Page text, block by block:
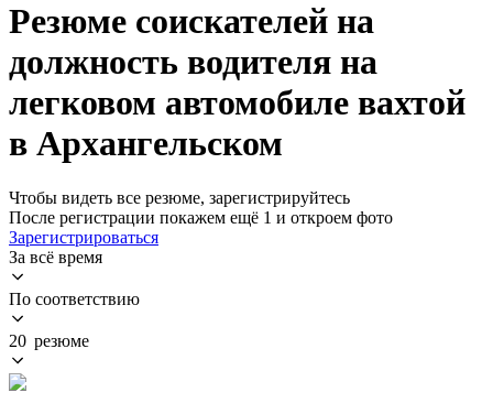
Резюме соискателей на
должность водителя на
легковом автомобиле вахтой
в Архангельском
Чтобы видеть все резюме, зарегистрируйтесь
После регистрации покажем ещё 1 и откроем фото
Зарегистрироваться
За всё время
По соответствию
20 резюме